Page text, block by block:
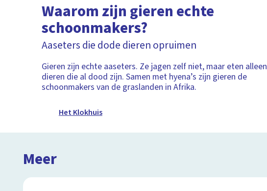
Waarom zijn gieren echte
schoonmakers?
Aaseters die dode dieren opruimen
Gieren zijn echte aaseters. Ze jagen zelf niet, maar eten alleen
dieren die al dood zijn. Samen met hyena’s zijn gieren de
schoonmakers van de graslanden in Afrika.
Het Klokhuis
Meer